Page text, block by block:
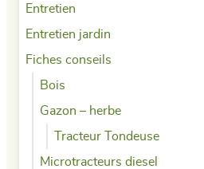
Entretien
Entretien jardin
Fiches conseils
Bois
Gazon – herbe
Tracteur Tondeuse
Microtracteurs diesel